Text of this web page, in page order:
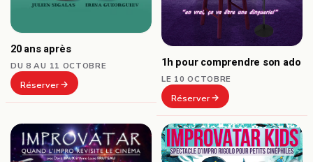
20 ans après
DU 8 AU 11 OCTOBRE
Réserver
1h pour comprendre son ado
LE 10 OCTOBRE
Réserver